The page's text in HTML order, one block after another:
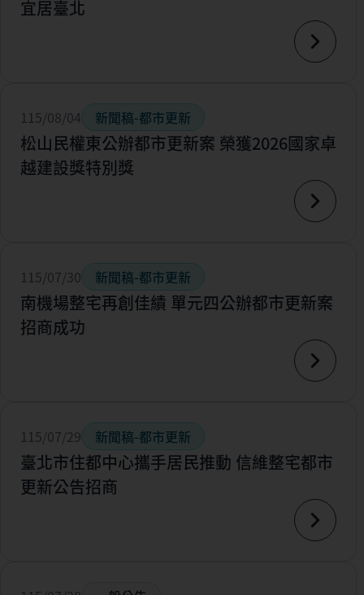
宜居臺北
115/08/04 新聞稿-都市更新
松山民權東公辦都市更新案 榮獲2026國家卓
越建設獎特別獎
115/07/30 新聞稿-都市更新
南機場整宅再創佳績 單元四公辦都市更新案
招商成功
115/07/29 新聞稿-都市更新
臺北市住都中心攜手居民推動 信維整宅都市
更新公告招商